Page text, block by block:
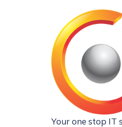
Your one stop IT